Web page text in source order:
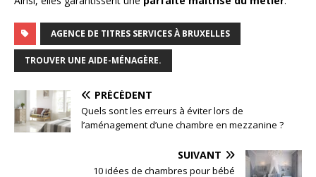
AGENCE DE TITRES SERVICES À BRUXELLES
TROUVER UNE AIDE-MÉNAGÈRE.
PRÉCÉDENT
Quels sont les erreurs à éviter lors de
l’aménagement d’une chambre en mezzanine ?
SUIVANT
10 idées de chambres pour bébé